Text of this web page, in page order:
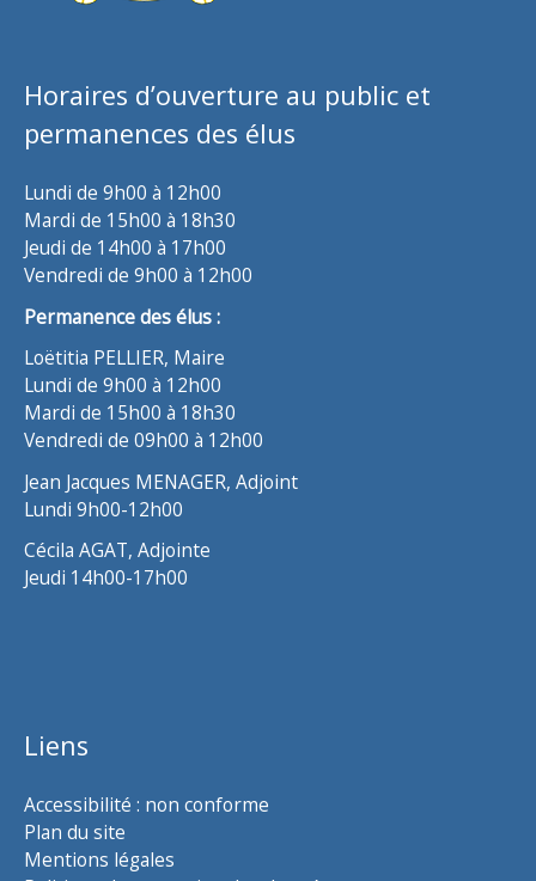
Horaires d’ouverture au public et
permanences des élus
Lundi de 9h00 à 12h00
Mardi de 15h00 à 18h30
Jeudi de 14h00 à 17h00
Vendredi de 9h00 à 12h00
Permanence des élus :
Loëtitia PELLIER, Maire
Lundi de 9h00 à 12h00
Mardi de 15h00 à 18h30
Vendredi de 09h00 à 12h00
Jean Jacques MENAGER, Adjoint
Lundi 9h00-12h00
Cécila AGAT, Adjointe
Jeudi 14h00-17h00
Liens
Accessibilité : non conforme
Plan du site
Mentions légales